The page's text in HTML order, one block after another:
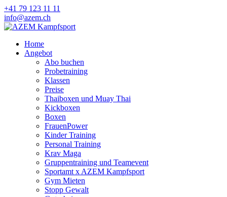
+41 79 123 11 11
info@azem.ch
Home
Angebot
Abo buchen
Probetraining
Klassen
Preise
Thaiboxen und Muay Thai
Kickboxen
Boxen
FrauenPower
Kinder Training
Personal Training
Krav Maga
Gruppentraining und Teamevent
Sportamt x AZEM Kampfsport
Gym Mieten
Stopp Gewalt